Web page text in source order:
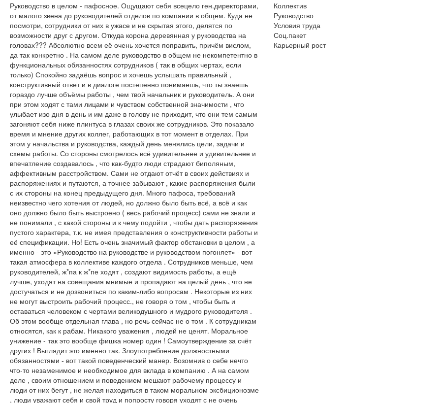
Руководство в целом - пафосное. Ощущают себя всецело ген.директорами,
от малого звена до руководителей отделов по компании в общем. Куда не
посмотри, сотрудники от них в ужасе и не скрытая этого, делятся по
возможности друг с другом. Откуда корона деревянная у руководства на
головах??? Абсолютно всем её очень хочется поправить, причём вислом,
да так конкретно . На самом деле руководство в общем не некомпетентно в
функциональных обязанностях сотрудников ( так в общих чертах, если
только) Спокойно задаёшь вопрос и хочешь услышать правильный ,
конструктивный ответ и в диалоге постепенно понимаешь, что ты знаешь
гораздо лучше объёмы работы , чем твой начальник и руководитель. А они
при этом ходят с тами лицами и чувством собственной значимости , что
улыбает изо дня в день и им даже в голову не приходит, что они тем самым
загоняют себя ниже плинтуса в глазах своих же сотрудников. Это показало
время и мнение других коллег, работающих в тот момент в отделах. При
этом у начальства и руководства, каждый день менялись цели, задачи и
схемы работы. Со стороны смотрелось всё удивительнее и удивительнее и
впечатление создавалось , что как-будто люди страдают биполяным,
аффективным расстройством. Сами не отдают отчёт в своих действиях и
распоряжениях и путаются, а точнее забывают , какие распоряжения были
с их стороны на конец предыдущего дня. Много пафоса, требований
неизвестно чего хотения от людей, но должно было быть всё, а всё и как
оно должно было быть выстроено ( весь рабочий процесс) сами не знали и
не понимали , с какой стороны и к чему подойти , чтобы дать распоряжения
пустого характера, т.к. не имея представления о конструктивности работы и
её спецификации. Но! Есть очень значимый фактор обстановки в целом , а
именно - это «Руководство на руководстве и руководством погоняет» - вот
такая атмосфера в коллективе каждого отдела . Сотрудников меньше, чем
руководителей, ж*па к ж*пе ходят , создают видимость работы, а ещё
лучше, уходят на совещания мнимые и пропадают на целый день , что не
достучаться и не дозвониться по каким-либо вопросам . Некоторые из них
не могут выстроить рабочий процесс., не говоря о том , чтобы быть и
оставаться человеком с чертами великодушного и мудрого руководителя .
Об этом вообще отдельная глава , но речь сейчас не о том . К сотрудникам
относятся, как к рабам. Никакого уважения , людей не ценят. Моральное
унижение - так это вообще фишка номер один ! Самоутверждение за счёт
других ! Выглядит это именно так. Злоупотребление должностными
обязанностями - вот такой поведенческий манер. Возомнив о себе нечто
что-то незаменимое и необходимое для вклада в компанию . А на самом
деле , своим отношением и поведением мешают рабочему процессу и
люди от них бегут , не желая находиться в таком моральном эксбиционозме
, люди уважают себя и свой труд и попросту говоря уходят с не очень
Коллектив
Руководство
Условия труда
Соц.пакет
Карьерный рост